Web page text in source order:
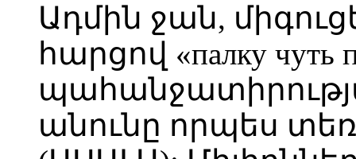
Ադմին ջան,
հարցով «палку чуть
անունը որպես